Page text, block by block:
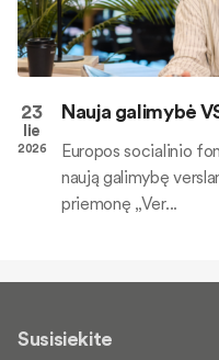
23
lie
2026
Nauja galimybė
Europos socialinio
naują galimybę
priemonę „Ver...
Susisiekite